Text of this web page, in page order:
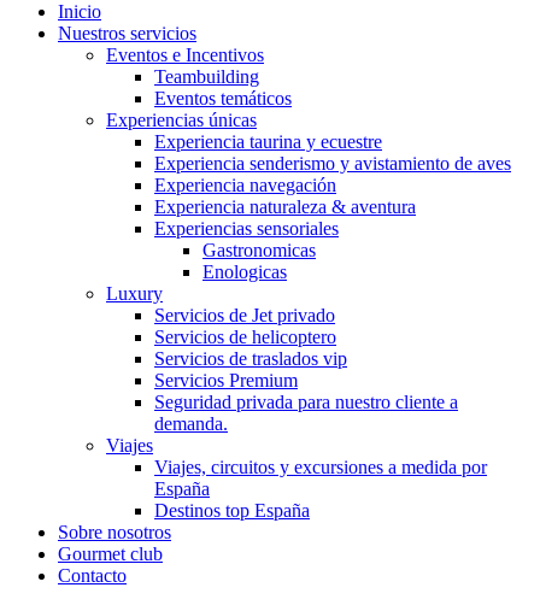
Inicio
Nuestros servicios
Eventos e Incentivos
Teambuilding
Eventos temáticos
Experiencias únicas
Experiencia taurina y ecuestre
Experiencia senderismo y avistamiento de aves
Experiencia navegación
Experiencia naturaleza & aventura
Experiencias sensoriales
Gastronomicas
Enologicas
Luxury
Servicios de Jet privado
Servicios de helicoptero
Servicios de traslados vip
Servicios Premium
Seguridad privada para nuestro cliente a
demanda.
Viajes
Viajes, circuitos y excursiones a medida por
España
Destinos top España
Sobre nosotros
Gourmet club
Contacto